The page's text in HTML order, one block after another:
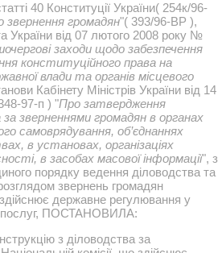
40 Конституції України( 254к/96-
звернення громадян"( 393/96-ВР ),
України від 07 лютого 2008 року №
заходи щодо забезпечення
конституційного права на
влади та органів місцевого
Кабінету Міністрів України від 14
97-п ) "Про затвердження
за зверненнями громадян в органах
самоврядування, об’єднаннях
в установах, організаціях
в засобах масової інформації", з
порядку ведення діловодства та
звернень громадян
державне регулювання у
послуг, ПОСТАНОВИЛА:
з діловодства за